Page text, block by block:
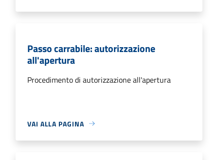
Passo carrabile: autorizzazione
all'apertura
Procedimento di autorizzazione all'apertura
VAI ALLA PAGINA